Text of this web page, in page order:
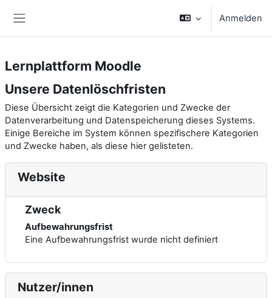
Anmelden
Lernplattform Moodle
Unsere Datenlöschfristen
Diese Übersicht zeigt die Kategorien und Zwecke der
Datenverarbeitung und Datenspeicherung dieses Systems.
Einige Bereiche im System können spezifischere Kategorien
und Zwecke haben, als diese hier gelisteten.
Website
Zweck
Aufbewahrungsfrist
Eine Aufbewahrungsfrist wurde nicht definiert
Nutzer/innen